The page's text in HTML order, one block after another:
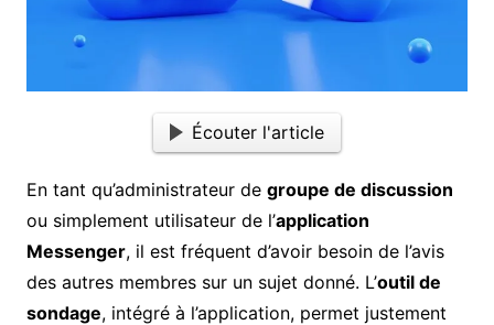
Écouter l'article
En tant qu’administrateur de groupe de discussion
ou simplement utilisateur de l’application
Messenger, il est fréquent d’avoir besoin de l’avis
des autres membres sur un sujet donné. L’outil de
sondage, intégré à l’application, permet justement